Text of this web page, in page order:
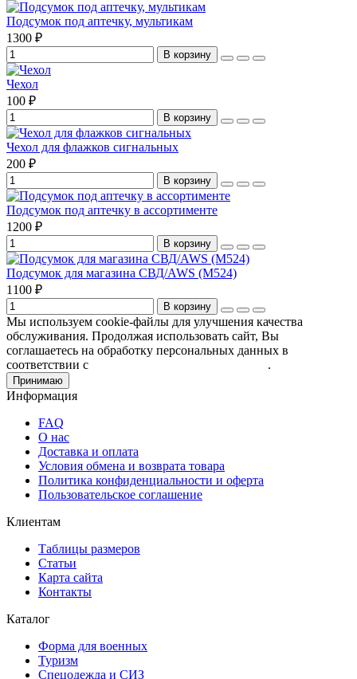
Подсумок под аптечку, мультикам
1300 ₽
В корзину
Чехол
100 ₽
В корзину
Чехол для флажков сигнальных
200 ₽
В корзину
Подсумок под аптечку в ассортименте
1200 ₽
В корзину
Подсумок для магазина СВД/AWS (М524)
1100 ₽
В корзину
Мы используем cookie-файлы для улучшения качества
обслуживания. Продолжая использовать сайт, Вы
соглашаетесь на обработку персональных данных в
соответствии с
.
Принимаю
Информация
FAQ
О нас
Доставка и оплата
Условия обмена и возврата товара
Политика конфиденциальности и оферта
Пользовательское соглашение
Клиентам
Таблицы размеров
Статьи
Карта сайта
Контакты
Каталог
Форма для военных
Туризм
Спецодежда и СИЗ